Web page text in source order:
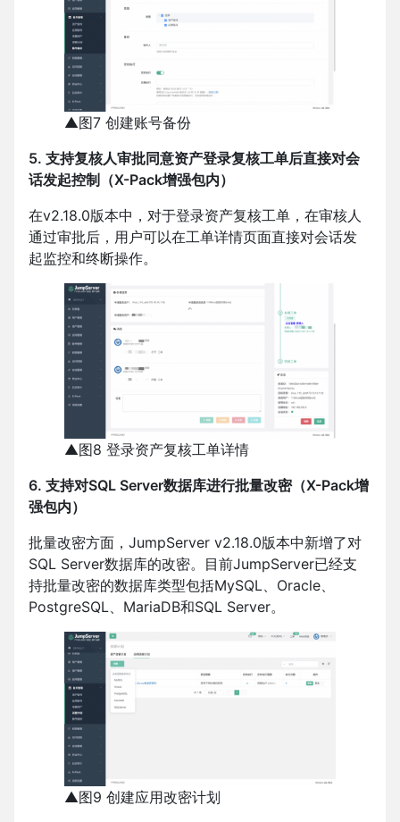
▲图7 创建账号备份
5. 支持复核人审批同意资产登录复核工单后直接对会
话发起控制（X-Pack增强包内）
在v2.18.0版本中，对于登录资产复核工单，在审核人
通过审批后，用户可以在工单详情页面直接对会话发
起监控和终断操作。
▲图8 登录资产复核工单详情
6. 支持对SQL Server数据库进行批量改密（X-Pack增
强包内）
批量改密方面，JumpServer v2.18.0版本中新增了对
SQL Server数据库的改密。目前JumpServer已经支
持批量改密的数据库类型包括MySQL、Oracle、
PostgreSQL、MariaDB和SQL Server。
▲图9 创建应用改密计划